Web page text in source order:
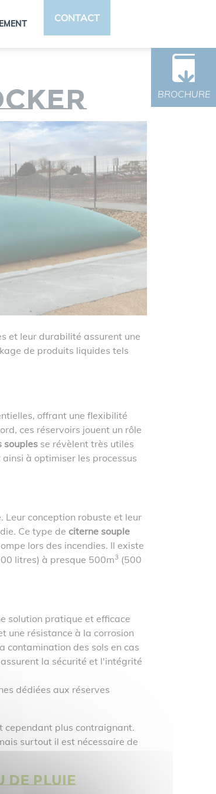
CONTACT
BROCHURE
et leur durabilité assurent une
de produits liquides tels
offrant une flexibilité
ces réservoirs jouent un rôle
souples se révèlent très utiles
à optimiser les processus
Leur conception robuste et leur
Ce type de citerne souple
lors des incendies. Il existe
litres) à presque 500m3 (500
solution pratique et efficace
une résistance à la corrosion
contamination des sols en cas
la sécurité et l'intégrité
dédiées aux réserves
cependant plus contraignant.
surtout il est nécessaire de
de pluie